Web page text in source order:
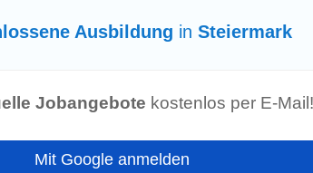
UNTERKUNFT)
Auftreten & Hygienebewusstsein • Erfahrung im
• Abwicklung eigener Stationen im ala...
Ausbildung in Steiermark
Jobangebote kostenlos per E-Mail!
Mit Google anmelden